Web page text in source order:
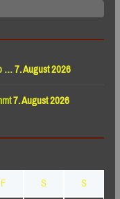
…7. August 2026
7. August 2026
F S
S